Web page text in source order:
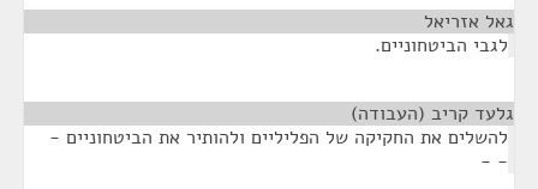
גאל אזריאל
לגבי הביטחוניים.
גלעד קריב (העבודה)
להשלים את החקיקה של הפליליים ולהותיר את הביטחוניים -
- -